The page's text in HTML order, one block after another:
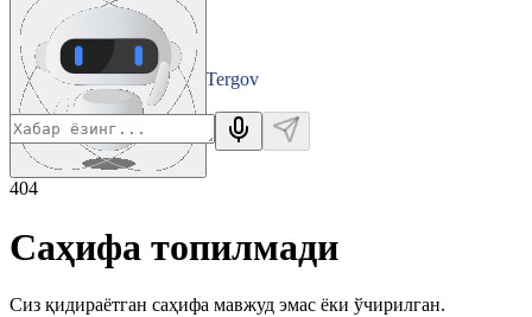
Tergov
Departamenti
404
Саҳифа топилмади
Сиз қидираётган саҳифа мавжуд эмас ёки ўчирилган.